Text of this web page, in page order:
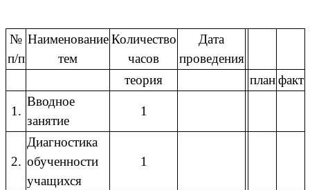
№
п/п
Наименование
тем
Количество
часов
Дата
проведения
теория
план факт
1.
Вводное
занятие
1
2.
Диагностика
обученности
учащихся
1